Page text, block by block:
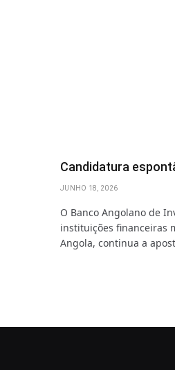
Candidatura
JUNHO 18, 2026
O Banco Angolano de
instituições financeiras
Angola, continua a